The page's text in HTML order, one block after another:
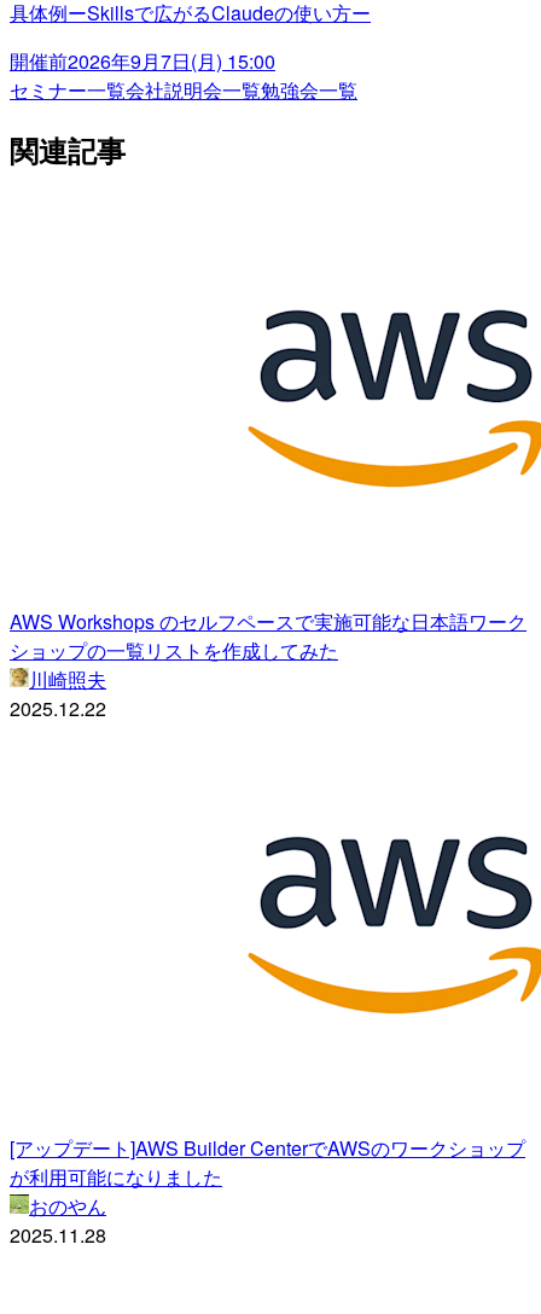
具体例ーSkillsで広がるClaudeの使い方ー
開催前2026年9月7日(月) 15:00
セミナー一覧会社説明会一覧勉強会一覧
関連記事
AWS Workshops のセルフペースで実施可能な日本語ワーク
ショップの一覧リストを作成してみた
川崎照夫
2025.12.22
[アップデート]AWS Builder CenterでAWSのワークショップ
が利用可能になりました
おのやん
2025.11.28